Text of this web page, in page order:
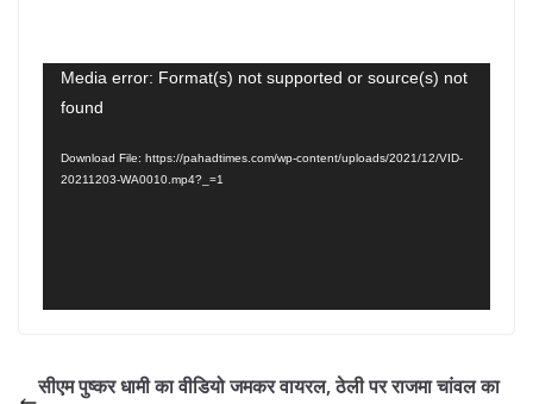
Video
Player
Media error: Format(s) not supported or source(s) not
found
Download File: https://pahadtimes.com/wp-content/uploads/2021/12/VID-
20211203-WA0010.mp4?_=1
सीएम पुष्कर धामी का वीडियो जमकर वायरल, ठेली पर राजमा चांवल का